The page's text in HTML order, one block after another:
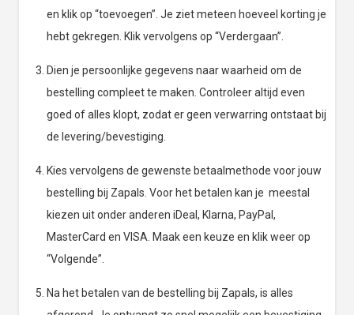
en klik op “toevoegen”. Je ziet meteen hoeveel korting je
hebt gekregen. Klik vervolgens op “Verdergaan”.
Dien je persoonlijke gegevens naar waarheid om de
bestelling compleet te maken. Controleer altijd even
goed of alles klopt, zodat er geen verwarring ontstaat bij
de levering/bevestiging.
Kies vervolgens de gewenste betaalmethode voor jouw
bestelling bij Zapals. Voor het betalen kan je meestal
kiezen uit onder anderen iDeal, Klarna, PayPal,
MasterCard en VISA. Maak een keuze en klik weer op
“Volgende”.
Na het betalen van de bestelling bij Zapals, is alles